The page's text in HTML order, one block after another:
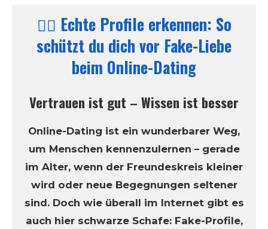
🕵️‍♂️ Echte Profile erkennen: So
schützt du dich vor Fake-Liebe
beim Online-Dating
Vertrauen ist gut – Wissen ist besser
Online-Dating ist ein wunderbarer Weg,
um Menschen kennenzulernen – gerade
im Alter, wenn der Freundeskreis kleiner
wird oder neue Begegnungen seltener
sind. Doch wie überall im Internet gibt es
auch hier schwarze Schafe: Fake-Profile,